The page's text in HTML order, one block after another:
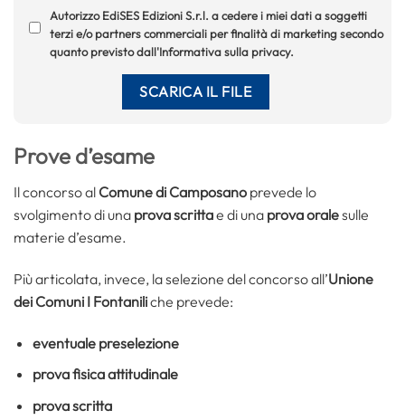
Autorizzo EdiSES Edizioni S.r.l. a cedere i miei dati a soggetti
terzi e/o partners commerciali per finalità di marketing secondo
quanto previsto dall'Informativa sulla privacy.
Prove d’esame
Il concorso al Comune di Camposano prevede lo
svolgimento di una prova scrittae di una prova oralesulle
materie d’esame.
Più articolata, invece, la selezione del concorso all’Unione
dei Comuni I Fontaniliche prevede:
eventuale preselezione
prova fisica attitudinale
prova scritta